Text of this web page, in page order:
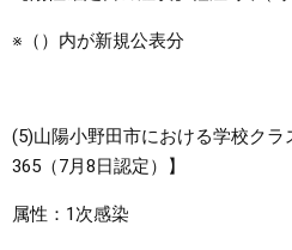
※（）内が新規公表分
(5)山陽小野田市における学校ク
365（7月8日認定）】
属性：1次感染